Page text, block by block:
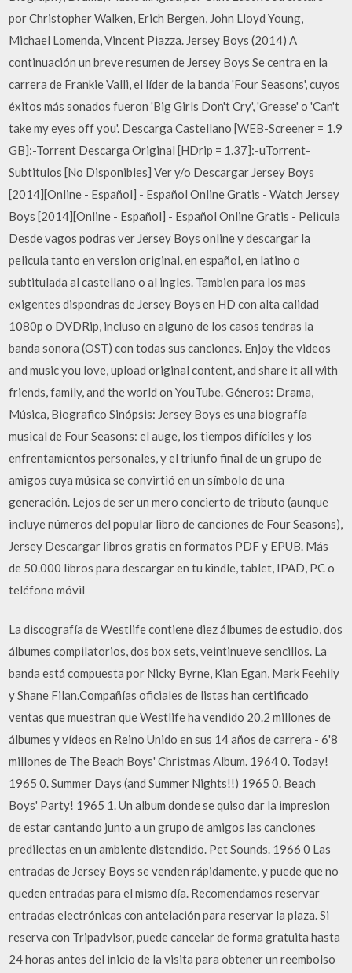
por Christopher Walken, Erich Bergen, John Lloyd Young,
Michael Lomenda, Vincent Piazza. Jersey Boys (2014) A
continuación un breve resumen de Jersey Boys Se centra en la
carrera de Frankie Valli, el líder de la banda 'Four Seasons', cuyos
éxitos más sonados fueron 'Big Girls Don't Cry', 'Grease' o 'Can't
take my eyes off you'. Descarga Castellano [WEB-Screener = 1.9
GB]:-Torrent Descarga Original [HDrip = 1.37]:-uTorrent-
Subtitulos [No Disponibles] Ver y/o Descargar Jersey Boys
[2014][Online - Español] - Español Online Gratis - Watch Jersey
Boys [2014][Online - Español] - Español Online Gratis - Pelicula
Desde vagos podras ver Jersey Boys online y descargar la
pelicula tanto en version original, en español, en latino o
subtitulada al castellano o al ingles. Tambien para los mas
exigentes dispondras de Jersey Boys en HD con alta calidad
1080p o DVDRip, incluso en alguno de los casos tendras la
banda sonora (OST) con todas sus canciones. Enjoy the videos
and music you love, upload original content, and share it all with
friends, family, and the world on YouTube. Géneros: Drama,
Música, Biografico Sinópsis: Jersey Boys es una biografía
musical de Four Seasons: el auge, los tiempos difíciles y los
enfrentamientos personales, y el triunfo final de un grupo de
amigos cuya música se convirtió en un símbolo de una
generación. Lejos de ser un mero concierto de tributo (aunque
incluye números del popular libro de canciones de Four Seasons),
Jersey Descargar libros gratis en formatos PDF y EPUB. Más
de 50.000 libros para descargar en tu kindle, tablet, IPAD, PC o
teléfono móvil
La discografía de Westlife contiene diez álbumes de estudio, dos
álbumes compilatorios, dos box sets, veintinueve sencillos. La
banda está compuesta por Nicky Byrne, Kian Egan, Mark Feehily
y Shane Filan.Compañías oficiales de listas han certificado
ventas que muestran que Westlife ha vendido 20.2 millones de
álbumes y vídeos en Reino Unido en sus 14 años de carrera - 6'8
millones de The Beach Boys' Christmas Album. 1964 0. Today!
1965 0. Summer Days (and Summer Nights!!) 1965 0. Beach
Boys' Party! 1965 1. Un album donde se quiso dar la impresion
de estar cantando junto a un grupo de amigos las canciones
predilectas en un ambiente distendido. Pet Sounds. 1966 0 Las
entradas de Jersey Boys se venden rápidamente, y puede que no
queden entradas para el mismo día. Recomendamos reservar
entradas electrónicas con antelación para reservar la plaza. Si
reserva con Tripadvisor, puede cancelar de forma gratuita hasta
24 horas antes del inicio de la visita para obtener un reembolso